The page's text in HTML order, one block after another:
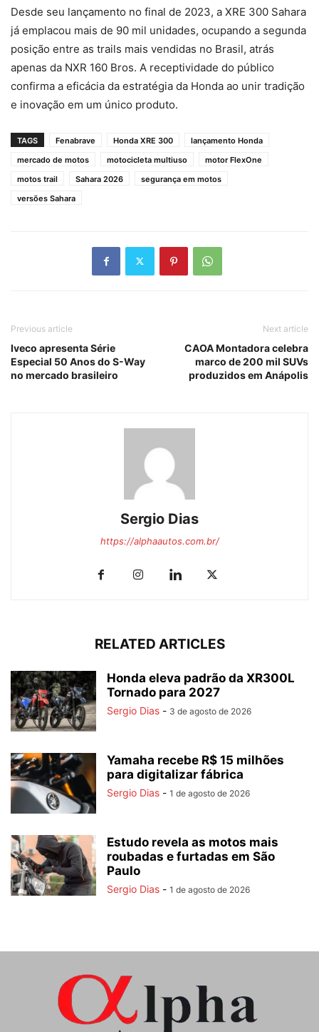
Desde seu lançamento no final de 2023, a XRE 300 Sahara
já emplacou mais de 90 mil unidades, ocupando a segunda
posição entre as trails mais vendidas no Brasil, atrás
apenas da NXR 160 Bros. A receptividade do público
confirma a eficácia da estratégia da Honda ao unir tradição
e inovação em um único produto.
TAGS Fenabrave Honda XRE 300
lançamento Honda
mercado de motos
motocicleta multiuso
motor FlexOne
motos trail
Sahara 2026
segurança em motos
versões Sahara
Previous article
Iveco apresenta Série
Especial 50 Anos do S-Way
no mercado brasileiro
Next article
CAOA Montadora celebra
marco de 200 mil SUVs
produzidos em Anápolis
Sergio Dias
https://alphaautos.com.br/
RELATED ARTICLES
Honda eleva padrão da XR300L
Tornado para 2027
Sergio Dias - 3 de agosto de 2026
Yamaha recebe R$ 15 milhões
para digitalizar fábrica
Sergio Dias - 1 de agosto de 2026
Estudo revela as motos mais
roubadas e furtadas em São
Paulo
Sergio Dias - 1 de agosto de 2026